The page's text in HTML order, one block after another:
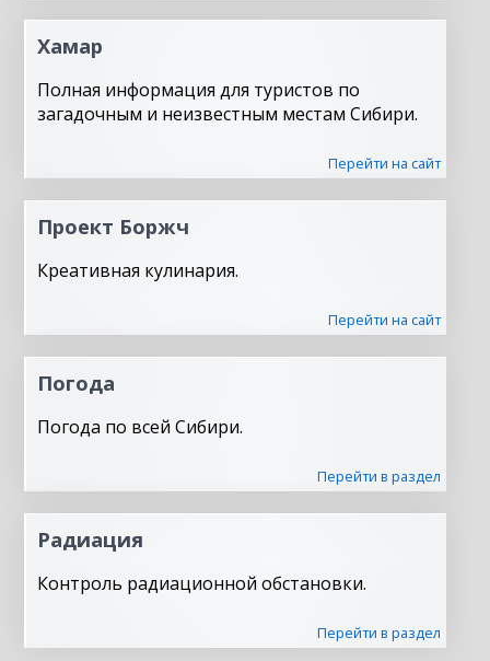
Хамар
Полная информация для туристов по
загадочным и неизвестным местам Сибири.
Перейти на сайт
Проект Боржч
Креативная кулинария.
Перейти на сайт
Погода
Погода по всей Сибири.
Перейти в раздел
Радиация
Контроль радиационной обстановки.
Перейти в раздел